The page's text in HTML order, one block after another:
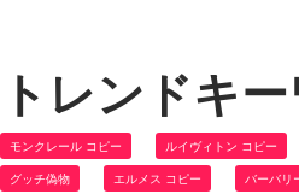
トレンドキ
モンクレール コピー ルイヴィトン コピー
グッチ偽物 エルメス コピー バーバリ